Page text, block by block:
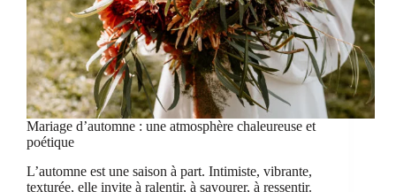
Mariage d’automne : une atmosphère chaleureuse et
poétique
L’automne est une saison à part. Intimiste, vibrante,
texturée, elle invite à ralentir, à savourer, à ressentir.